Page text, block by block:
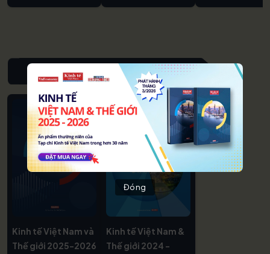
NIÊN GIÁM KINH TẾ VIỆT NAM & THẾ GIỚI
Kinh tế Việt Nam và
Thế giới 2025-2026
Kinh tế Việt Nam &
Thế giới 2024 -
Đóng